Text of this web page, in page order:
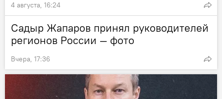
4 августа, 16:24
Садыр Жапаров принял руководителей
регионов России — фото
Вчера, 17:36